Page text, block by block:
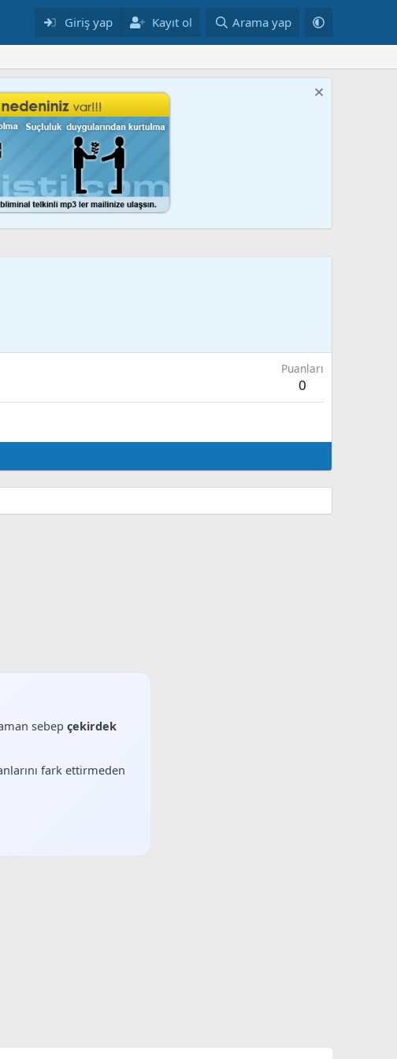
Giriş yap Kayıt ol Arama yap
Puanları
0
sebep çekirdek
fark ettirmeden